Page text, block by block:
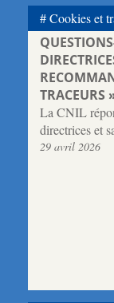
TRACEURS
La CNIL
directrices et
29 avril 2026
Cookies et